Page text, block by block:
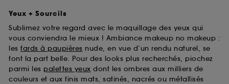
Yeux + Sourcils
Sublimez votre regard avec le maquillage des yeux qui
vous conviendra le mieux ! Ambiance makeup no makeup :
les fards à paupières nude, en vue d’un rendu naturel, se
font la part belle. Pour des looks plus recherchés, piochez
parmi les palettes yeux dont les ombres aux milliers de
couleurs et aux finis mats, satinés, nacrés ou métallisés